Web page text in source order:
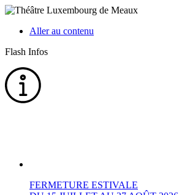
Aller au contenu
Flash Infos
FERMETURE ESTIVALE